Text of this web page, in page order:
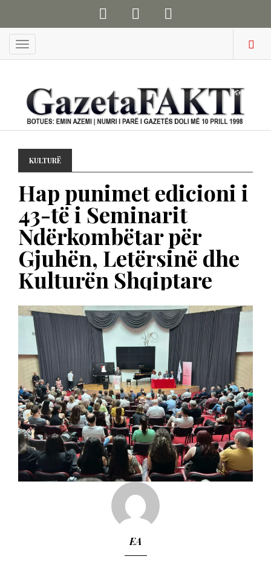
Menu
KULTURË
Hap punimet edicioni i
43-të i Seminarit
Ndërkombëtar për
Gjuhën, Letërsinë dhe
Kulturën Shqiptare
EA